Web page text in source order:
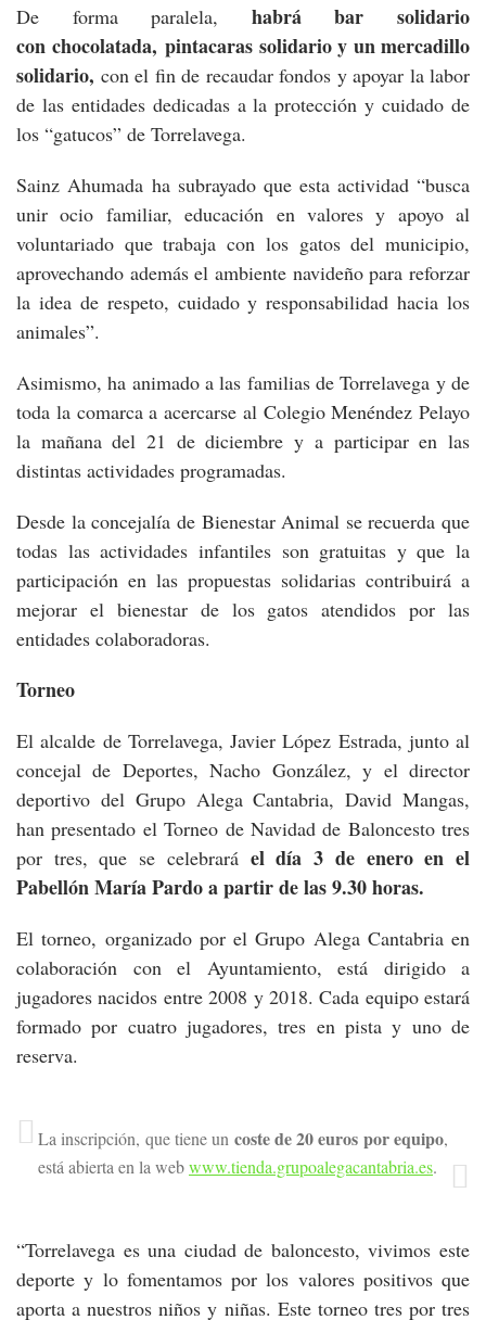
De forma paralela, habrá bar solidario
con chocolatada, pintacaras solidario y un mercadillo
solidario, con el fin de recaudar fondos y apoyar la labor
de las entidades dedicadas a la protección y cuidado de
los “gatucos” de Torrelavega.
Sainz Ahumada ha subrayado que esta actividad “busca
unir ocio familiar, educación en valores y apoyo al
voluntariado que trabaja con los gatos del municipio,
aprovechando además el ambiente navideño para reforzar
la idea de respeto, cuidado y responsabilidad hacia los
animales”.
Asimismo, ha animado a las familias de Torrelavega y de
toda la comarca a acercarse al Colegio Menéndez Pelayo
la mañana del 21 de diciembre y a participar en las
distintas actividades programadas.
Desde la concejalía de Bienestar Animal se recuerda que
todas las actividades infantiles son gratuitas y que la
participación en las propuestas solidarias contribuirá a
mejorar el bienestar de los gatos atendidos por las
entidades colaboradoras.
Torneo
El alcalde de Torrelavega, Javier López Estrada, junto al
concejal de Deportes, Nacho González, y el director
deportivo del Grupo Alega Cantabria, David Mangas,
han presentado el Torneo de Navidad de Baloncesto tres
por tres, que se celebrará el día 3 de enero en el
Pabellón María Pardo a partir de las 9.30 horas.
El torneo, organizado por el Grupo Alega Cantabria en
colaboración con el Ayuntamiento, está dirigido a
jugadores nacidos entre 2008 y 2018. Cada equipo estará
formado por cuatro jugadores, tres en pista y uno de
reserva.
La inscripción, que tiene un coste de 20 euros por equipo,
está abierta en la webwww.tienda.grupoalegacantabria.es.
“Torrelavega es una ciudad de baloncesto, vivimos este
deporte y lo fomentamos por los valores positivos que
aporta a nuestros niños y niñas. Este torneo tres por tres